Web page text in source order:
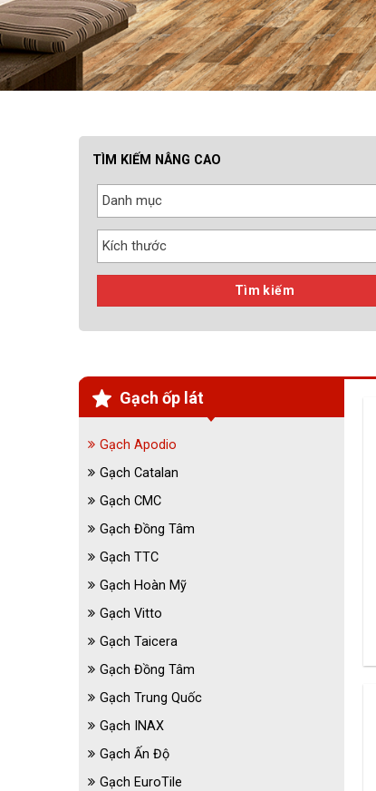
TÌM KIẾM NÂNG CAO
Danh mục
Kích thước
Tìm kiếm
Gạch ốp lát
Gạch Apodio
Gạch Catalan
Gạch CMC
Gạch Đồng Tâm
Gạch TTC
Gạch Hoàn Mỹ
Gạch Vitto
Gạch Taicera
Gạch Đồng Tâm
Gạch Trung Quốc
Gạch INAX
Gạch Ấn Độ
Gạch EuroTile